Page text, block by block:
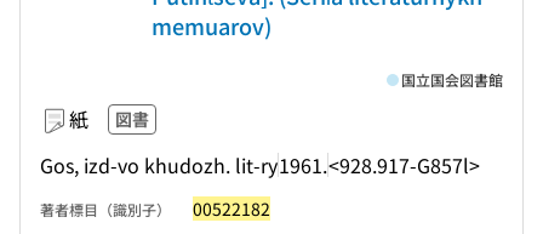
memuarov)
紙 図書
Gos, izd-vo khudozh. lit-ry1961.<928.917-G857l>
国立国会図書館
著者標目（識別子） 00522182